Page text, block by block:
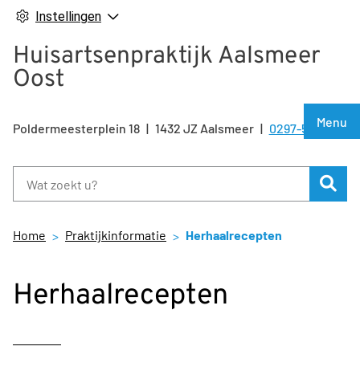
Instellingen
Huisartsenpraktijk Aalsmeer
Oost
Menu
Poldermeesterplein 18 1432 JZ Aalsmeer Tel:
0297-500810
Home Praktijkinformatie Herhaalrecepten
Herhaalrecepten